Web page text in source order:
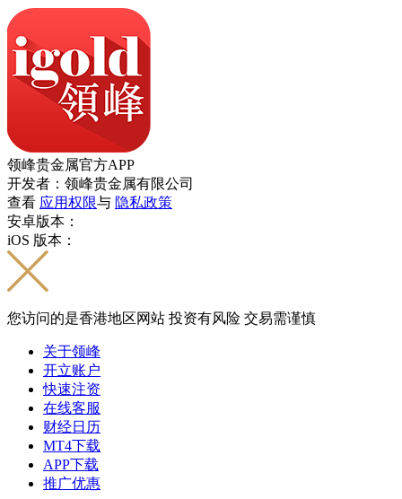
领峰贵金属官方APP
开发者：领峰贵金属有限公司
查看 应用权限与 隐私政策
安卓版本：
iOS 版本：
您访问的是香港地区网站 投资有风险 交易需谨慎
关于领峰
开立账户
快速注资
在线客服
财经日历
MT4下载
APP下载
推广优惠